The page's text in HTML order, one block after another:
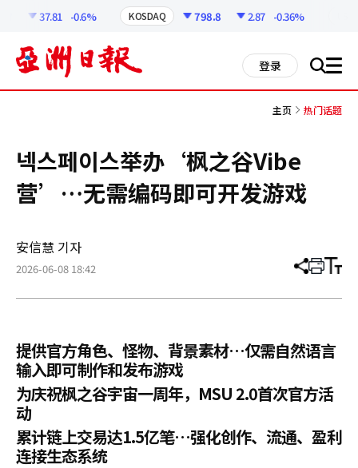
37.81 -0.6% KOSDAQ 798.8 2.87 -0.36%
登录 搜 all
主页 热门话题
넥스페이스举办‘枫之谷Vibe
营’…无需编码即可开发游戏
安信慧 기자
2026-06-08 18:42 分
章
打 调
小
提供官方角色、怪物、背景素材…仅需自然语言
输入即可制作和发布游戏
为庆祝枫之谷宇宙一周年，MSU 2.0首次官方活
动
累计链上交易达1.5亿笔…强化创作、流通、盈利
连接生态系统